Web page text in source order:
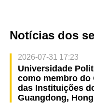
Notícias dos
2026-07-31 17:23
Universidade
como membro do
das Instituições
Guangdong,